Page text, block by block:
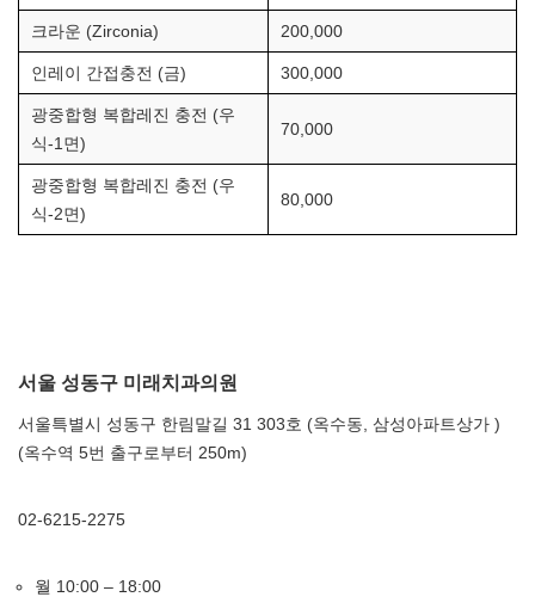
크라운 (Zirconia) 200,000
인레이 간접충전 (금) 300,000
광중합형 복합레진 충전 (우
식-1면)
70,000
광중합형 복합레진 충전 (우
식-2면)
80,000
서울 성동구 미래치과의원
서울특별시 성동구 한림말길 31 303호 (옥수동, 삼성아파트상가 )
(옥수역 5번 출구로부터 250m)
02-6215-2275
월 10:00 – 18:00